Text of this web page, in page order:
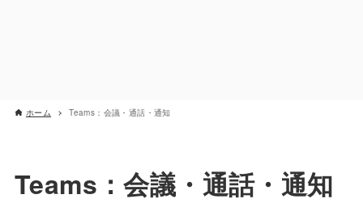
ホーム Teams：会議・通話・通知
Teams：会議・通話・通知